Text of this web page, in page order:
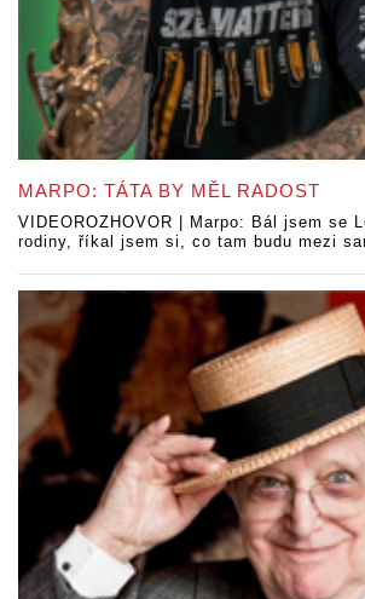
MARPO: TÁTA BY MĚL RADOST
VIDEOROZHOVOR | Marpo: Bál jsem se
rodiny, říkal jsem si, co tam budu mezi